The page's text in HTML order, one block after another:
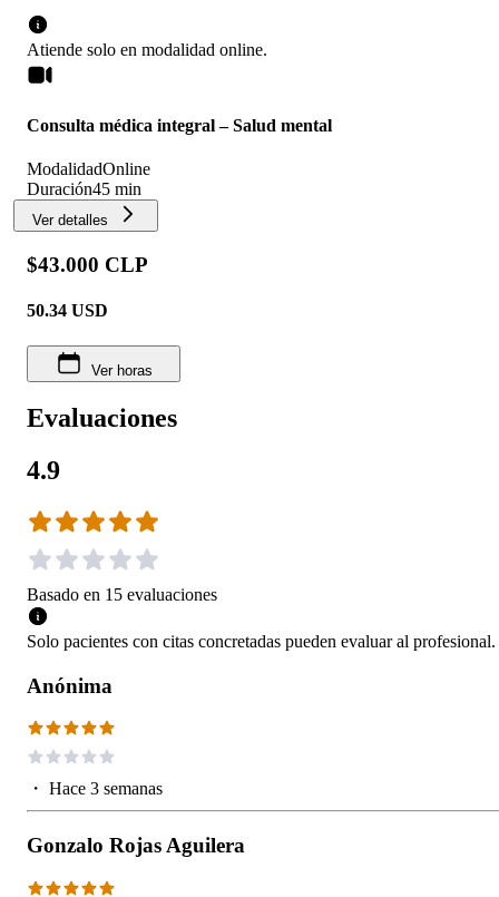
Atiende solo en modalidad online.
Consulta médica integral – Salud mental
ModalidadOnline
Duración45 min
Ver detalles
$43.000 CLP
50.34 USD
Ver horas
Evaluaciones
4.9
Basado en 15 evaluaciones
Solo pacientes con citas concretadas pueden evaluar al profesional.
Anónima
・ Hace 3 semanas
Gonzalo Rojas Aguilera